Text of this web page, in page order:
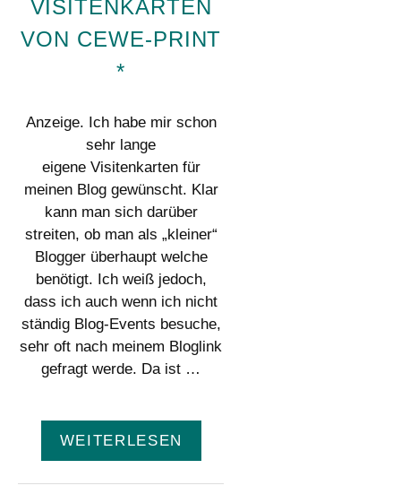
VISITENKARTEN
VON CEWE-PRINT
*
Anzeige. Ich habe mir schon
sehr lange
eigene Visitenkarten für
meinen Blog gewünscht. Klar
kann man sich darüber
streiten, ob man als „kleiner“
Blogger überhaupt welche
benötigt. Ich weiß jedoch,
dass ich auch wenn ich nicht
ständig Blog-Events besuche,
sehr oft nach meinem Bloglink
gefragt werde. Da ist …
WEITERLESEN